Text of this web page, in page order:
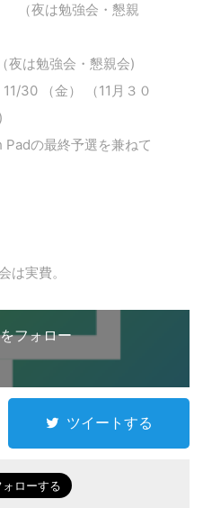
夜は勉強会・懇親
は勉強会・懇親会)
30 （金） （11月３０
の最終予選を兼ねて
は実費。
フォロー
ツイートする